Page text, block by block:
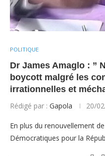
POLITIQUE
Dr James Amaglo : ”
boycott malgré les
irrationnelles et
Rédigé par : Gapola 20/
En plus du renouvellement
Démocratiques pour la